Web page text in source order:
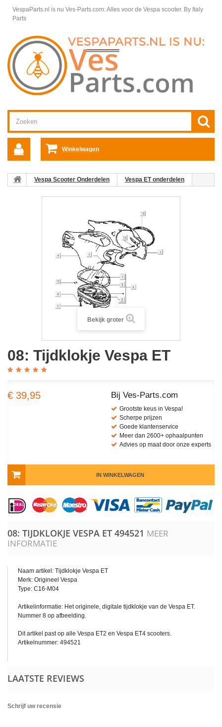
VespaParts.nl is nu Ves-Parts.com: Alles voor de Vespa scooter. By Italy
Parts
Winkelwagen
Vespa Scooter Onderdelen
Vespa ET onderdelen
Bekijk groter
08: Tijdklokje Vespa ET
€ 39,95 Bij Ves-Parts.com
Grootste keus in Vespa!
Scherpe prijzen
Goede klantenservice
Meer dan 2600+ ophaalpunten
Advies op maat door onze experts
IN WINKELWAGEN
08: TIJDKLOKJE VESPA ET 494521 MEER
INFORMATIE
Naam artikel: Tijdklokje Vespa ET
Merk: Origineel Vespa
Type: C16-M04
Artikelinformatie: Het originele, digitale tijdklokje van de Vespa ET.
Nummer 8 op afbeelding.
Dit artikel past op alle Vespa ET2 en Vespa ET4 scooters.
Artikelnummer: 494521
LAATSTE REVIEWS
Schrijf uw recensie